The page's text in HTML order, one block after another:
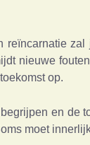
reïncarnatie
nieuwe
op.
en de
moet